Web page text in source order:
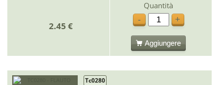
2.45 €
Quantità
-
+
Aggiungere
Tc0280